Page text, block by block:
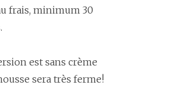
frais, minimum 30
est sans crème
sera très ferme!